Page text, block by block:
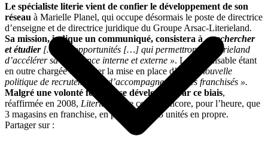
Le spécialiste literie vient de confier le développement de son
réseau à Marielle Planel, qui occupe désormais le poste de directrice
d’enseigne et de directrice juridique du Groupe Arsac-Literieland.
Sa mission, indique un communiqué, consistera à« rechercher
et étudier[…] les opportunités […] qui permettront à Literieland
d’accélérer sa croissance interne et externe ». La responsable étant
en outre chargée de piloter la mise en place d’une
« nouvelle
politique de recrutement et d’accompagnement des franchisés ».
Malgré une volonté forte de se développer par ce biais,
réaffirmée en 2008, Literieland
ne compte encore, pour l’heure, que
3 magasins en franchise, en plus de ses 23 unités en propre.
Partager sur :